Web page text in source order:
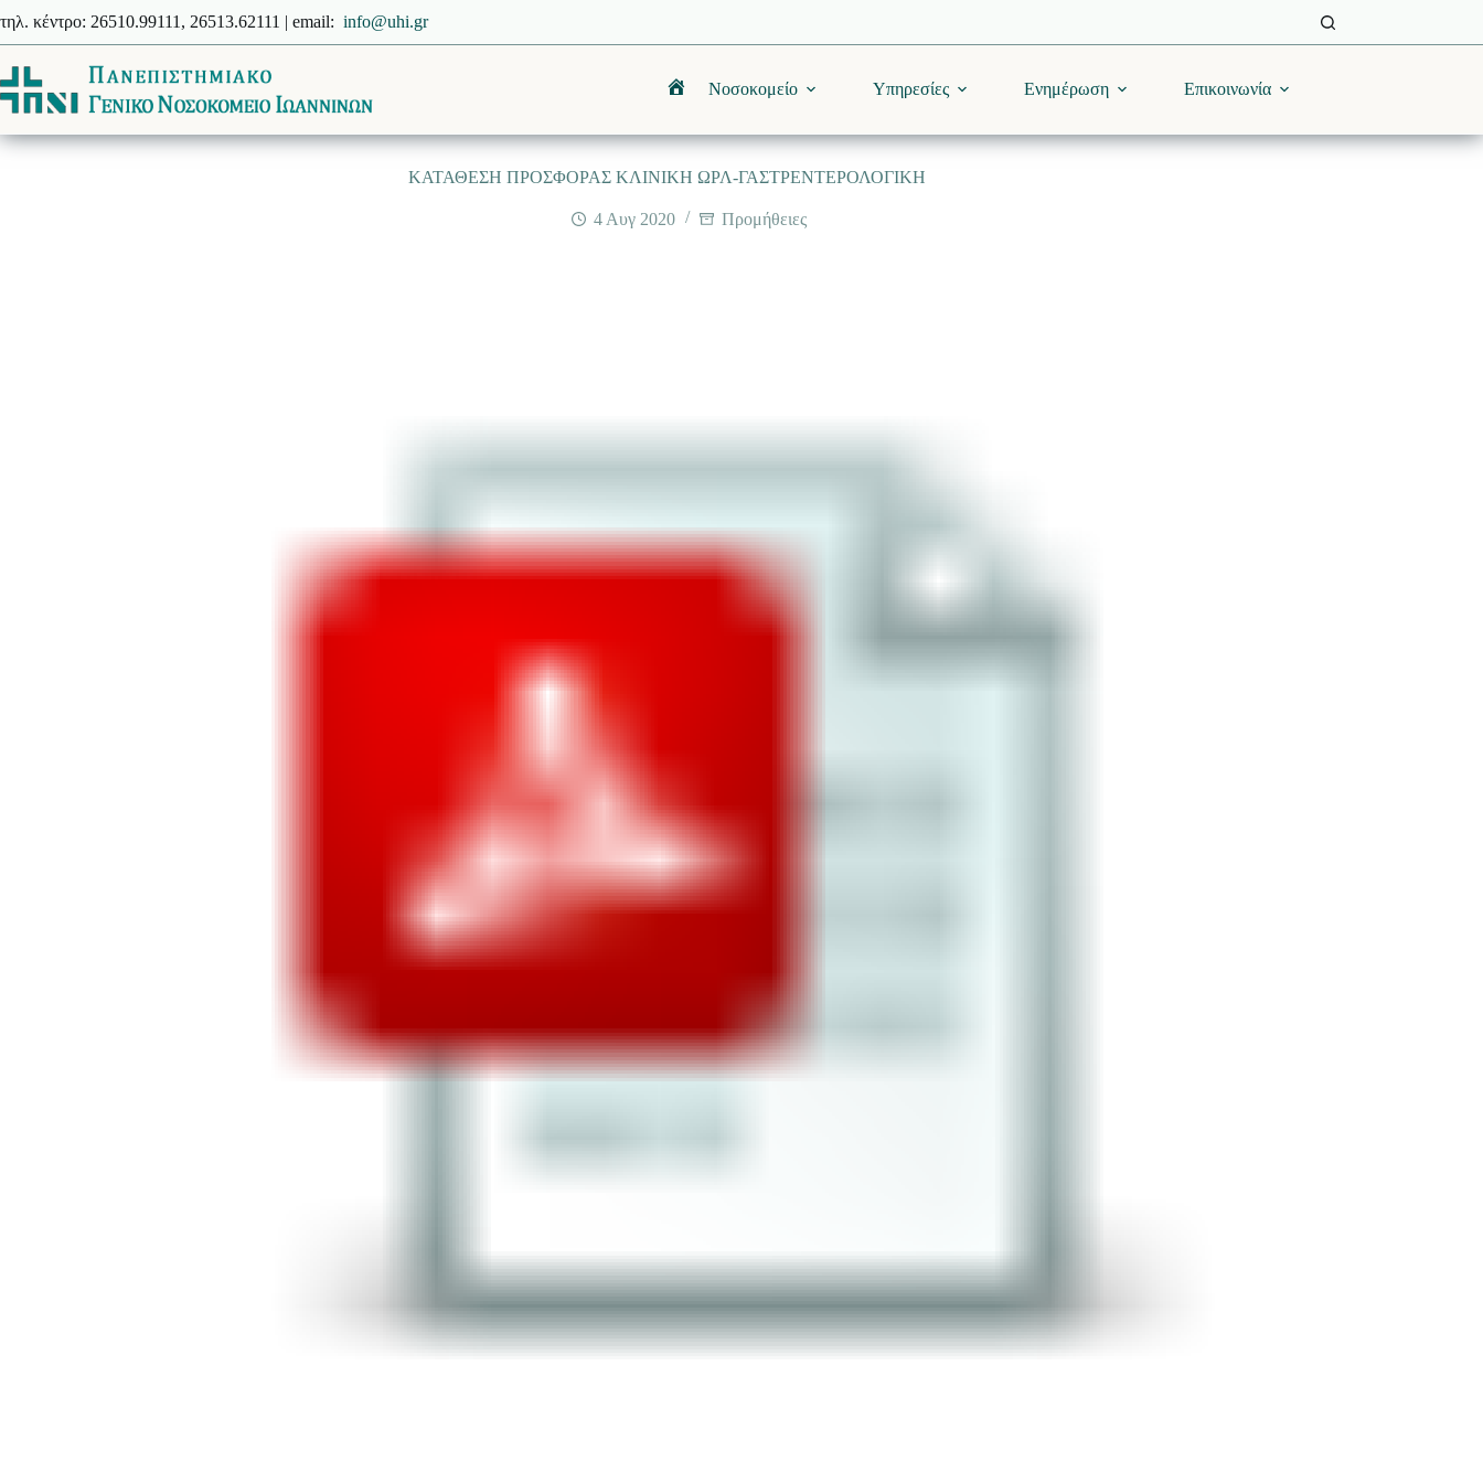
στο
περιεχόμενο
τηλ. κέντρο: 26510.99111, 26513.62111 | email: info@uhi.gr
ΑρχικήΝοσοκομείο Υπηρεσίες Ενημέρωση Επικοινωνία
ΚΑΤΑΘΕΣΗ ΠΡΟΣΦΟΡΑΣ ΚΛΙΝΙΚΗ ΩΡΛ-ΓΑΣΤΡΕΝΤΕΡΟΛΟΓΙΚΗ
4 Αυγ 2020 Προμήθειες